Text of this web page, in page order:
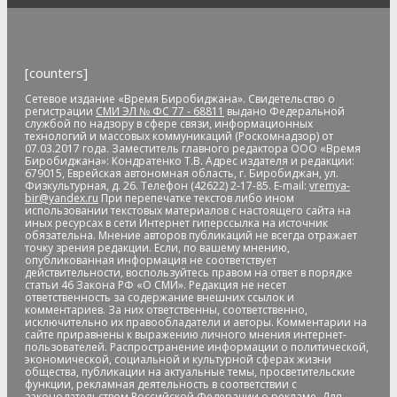
Артём АкименкоАртём КуликовАрхангельскархив
Банк Россиибанки
банковские_картыбанковский роумингбанкротство
барельеф баскетболБастакБастрыкинбатутБедность
бездомныебездомные животныебезналичные платежи
Безопасное колесо-2019безопасностьБезопасные и
качественные дорогибезработица белкабензинБеринг
Берл Лазарбесплатные лекарстваБессмертные дела
Бессмертный полкбесхозяйственностьбешенство
библиотекабизнесбизнес без поддержкибизнес-
омбудсменбиометрияБира БираканБирария
БиробидажанБиробиджанБиробиджан-2
Биробиджанская воспитательная колония
Биробиджанская таможняБиробиджанская ТЭЦ
Биробиджанский АрбатБиробиджанский военный
гарнизонный судБиробиджанский колледж культуры и
искусствБиробиджанский районБирофельдбиткоин
[counters]
Сетевое издание «Время Биробиджана». Свидетельство о
регистрации СМИ ЭЛ № ФС 77 - 68811 выдано Федеральной
службой по надзору в сфере связи, информационных
технологий и массовых коммуникаций (Роскомнадзор) от
07.03.2017 года. Заместитель главного редактора ООО «Время
Биробиджана»: Кондратенко Т.В. Адрес издателя и редакции:
679015, Еврейская автономная область, г. Биробиджан, ул.
Физкультурная, д. 26. Телефон (42622) 2-17-85. E-mail: vremya-
bir@yandex.ru При перепечатке текстов либо ином
использовании текстовых материалов с настоящего сайта на
иных ресурсах в сети Интернет гиперссылка на источник
обязательна. Мнение авторов публикаций не всегда отражает
точку зрения редакции. Если, по вашему мнению,
опубликованная информация не соответствует
действительности, воспользуйтесь правом на ответ в порядке
статьи 46 Закона РФ «О СМИ». Редакция не несет
ответственность за содержание внешних ссылок и
комментариев. За них ответственны, соответственно,
исключительно их правообладатели и авторы. Комментарии на
сайте приравнены к выражению личного мнения интернет-
пользователей. Распространение информации о политической,
экономической, социальной и культурной сферах жизни
общества, публикации на актуальные темы, просветительские
функции, рекламная деятельность в соответствии с